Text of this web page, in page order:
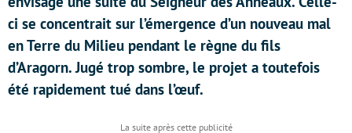
ci se concentrait sur l’émergence d’un nouveau mal
en Terre du Milieu pendant le règne du fils
d’Aragorn. Jugé trop sombre, le projet a toutefois
été rapidement tué dans l’œuf.